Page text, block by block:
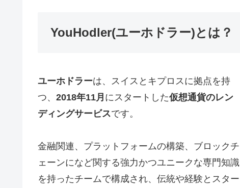
YouHodler(ユーホドラー)とは？
ユーホドラーは、スイスとキプロスに拠点を持
つ、 2018年11月 にスタートした仮想通貨のレン
ディングサービスです。
金融関連、プラットフォームの構築、ブロックチ
ェーンになど関する強力かつユニークな専門知識
を持ったチームで構成され、伝統や経験とスター